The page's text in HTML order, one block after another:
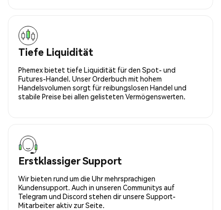
Tiefe Liquidität
Phemex bietet tiefe Liquidität für den Spot- und
Futures-Handel. Unser Orderbuch mit hohem
Handelsvolumen sorgt für reibungslosen Handel und
stabile Preise bei allen gelisteten Vermögenswerten.
Erstklassiger Support
Wir bieten rund um die Uhr mehrsprachigen
Kundensupport. Auch in unseren Communitys auf
Telegram und Discord stehen dir unsere Support-
Mitarbeiter aktiv zur Seite.